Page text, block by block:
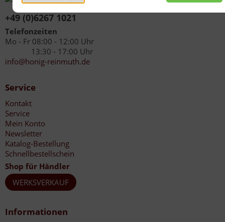
+49 (0)6267 1021
Telefonzeiten
Mo - Fr 08:00 - 12:00 Uhr
13:30 - 17:00 Uhr
info@honig-reinmuth.de
Service
Kontakt
Service
Mein Konto
Newsletter
Katalog-Bestellung
Schnellbestellschein
Shop für Händler
WERKSVERKAUF
Informationen